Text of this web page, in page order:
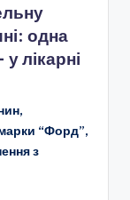
одна
лікарні
“Форд”,
з